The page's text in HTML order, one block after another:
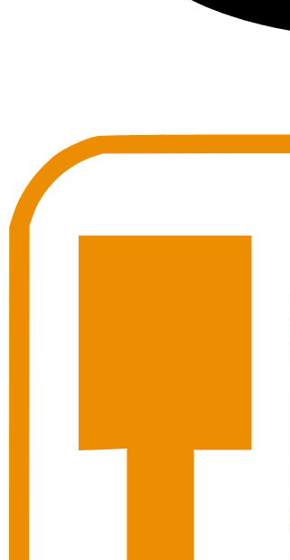
Toots Jazz Club